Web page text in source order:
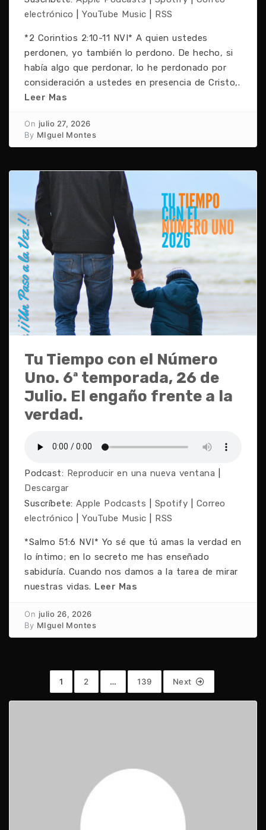
electrónico
YouTube Music RSS
*2 Corintios 2:10-11 NVI* A quien ustedes
perdonen, yo también lo perdono. De hecho, si
había algo que perdonar, lo he perdonado por
consideración a ustedes en presencia de Cristo,.
Leer Mas
On julio 27, 2026
By MIguel Montes
Tu Tiempo con el Número
Uno. 6ª temporada, 26 de
Julio. El engaño frente a la
verdad.
Podcast: Reproducir en una nueva ventana
Descargar
Suscríbete: Apple Podcasts Spotify
Correo
electrónico
YouTube Music RSS
*Salmo 51:6 NVI* Yo sé que tú amas la verdad en
lo íntimo; en lo secreto me has enseñado
sabiduría. Cuando nos damos a la tarea de mirar
nuestras vidas. Leer Mas
On julio 26, 2026
By MIguel Montes
1 2 … 139 Next